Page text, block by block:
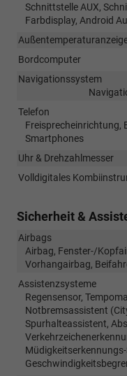
Schnittstelle AUX,
Farbdisplay, Android
Bordcomputer
Navigationssystem
Telefon
Freisprecheinrichtung,
Smartphones
Uhr & Drehzahlmesser
Volldigitales
Sicherheit &
Airbags
Airbag, Fenster-/
Vorhangairbag,
Assistenzsysteme
Regensensor,
Notbremsassistent
Spurhalteassistent,